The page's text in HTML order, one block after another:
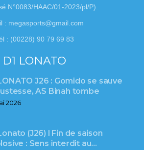
N°0083/HAAC/01-2023/pl/P).
: megasports@gmail.com
: (00228) 90 79 69 83
D1 LONATO
J26 : Gomido se sauve
AS Binah tombe
2026
(J26) l Fin de saison
: Sens interdit au…